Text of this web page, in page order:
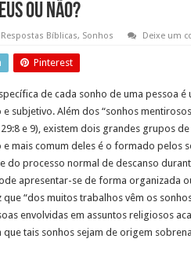
ou não?
Bíblicas, Sonhos Deixe um
Pinterest
de cada sonho de uma pessoa é
subjetivo. Além dos “sonhos
e 9), existem dois grandes grupos de
e mais comum deles é o formado pelos
do processo normal de descanso
apresentar-se de forma organizada
“dos muitos trabalhos vêm os
envolvidas em assuntos religiosos
que tais sonhos sejam de origem